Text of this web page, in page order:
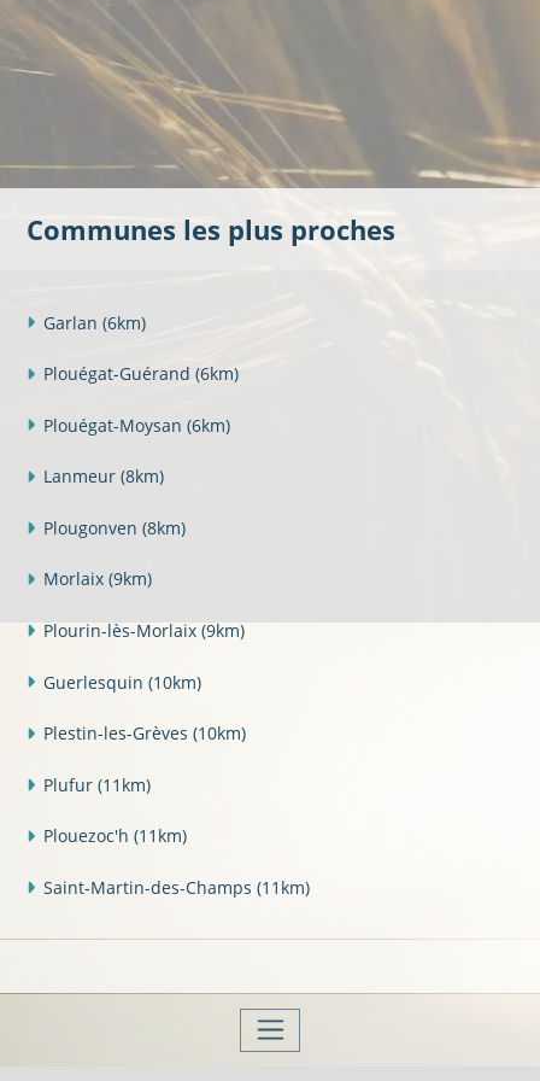
Communes les plus proches
Garlan (6km)
Plouégat-Guérand (6km)
Plouégat-Moysan (6km)
Lanmeur (8km)
Plougonven (8km)
Morlaix (9km)
Plourin-lès-Morlaix (9km)
Guerlesquin (10km)
Plestin-les-Grèves (10km)
Plufur (11km)
Plouezoc'h (11km)
Saint-Martin-des-Champs (11km)